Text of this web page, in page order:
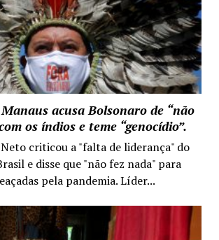
acusa Bolsonaro de “não
os índios e teme “genocídio”.
criticou a "falta de liderança" do
e disse que "não fez nada" para
pela pandemia. Líder...